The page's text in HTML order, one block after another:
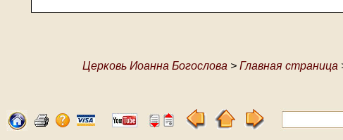
Церковь Иоанна Богослова > Главная страница